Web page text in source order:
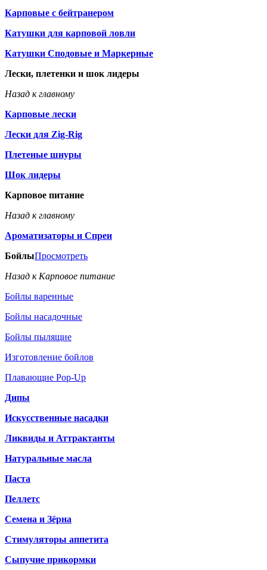
Карповые с бейтранером
Катушки для карповой ловли
Катушки Сподовые и Маркерные
Лески, плетенки и шок лидеры
Назад к главному
Карповые лески
Лески для Zig-Rig
Плетеные шнуры
Шок лидеры
Карповое питание
Назад к главному
Ароматизаторы и Спреи
БойлыПросмотреть
Назад к Карповое питание
Бойлы варенные
Бойлы насадочные
Бойлы пылящие
Изготовление бойлов
Плавающие Pop-Up
Дипы
Искусственные насадки
Ликвиды и Аттрактанты
Натуральные масла
Паста
Пеллетс
Семена и Зёрна
Стимуляторы аппетита
Сыпучие прикормки